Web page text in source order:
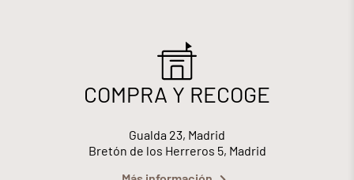
COMPRA Y RECOGE
Gualda 23, Madrid
Bretón de los Herreros 5, Madrid